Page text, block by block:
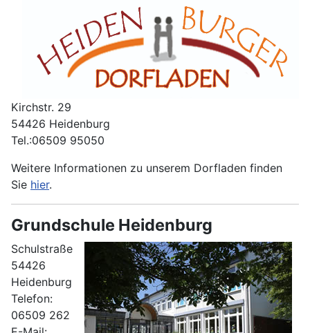
Kirchstr. 29
54426 Heidenburg
Tel.:06509 95050
Weitere Informationen zu unserem Dorfladen finden
Sie hier.
Grundschule Heidenburg
Schulstraße
54426
Heidenburg
Telefon:
06509 262